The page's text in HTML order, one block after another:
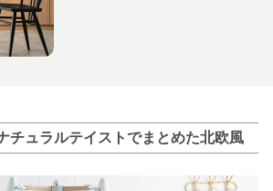
チュラルテイストでまとめた北欧風